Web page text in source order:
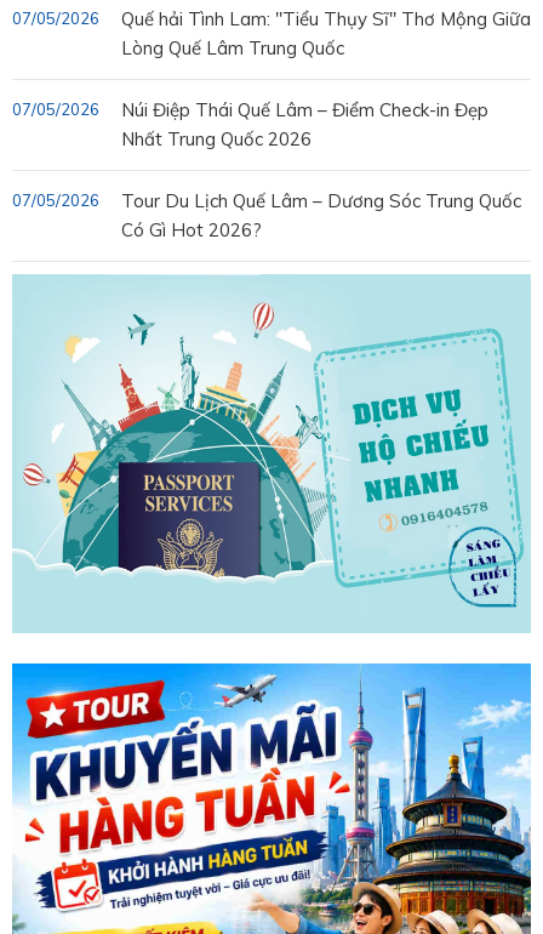
Quế hải Tình Lam: "Tiểu Thụy Sĩ" Thơ Mộng Giữa
Lòng Quế Lâm Trung Quốc
07/05/2026
Núi Điệp Thái Quế Lâm – Điểm Check-in Đẹp
Nhất Trung Quốc 2026
07/05/2026
Tour Du Lịch Quế Lâm – Dương Sóc Trung Quốc
Có Gì Hot 2026?
07/05/2026